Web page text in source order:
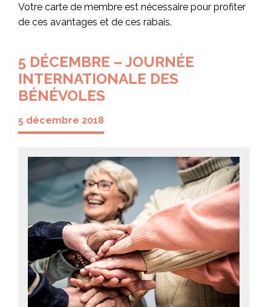
Votre carte de membre est nécessaire pour profiter
de ces avantages et de ces rabais.
5 DÉCEMBRE – JOURNÉE
INTERNATIONALE DES
BÉNÉVOLES
5 décembre 2018